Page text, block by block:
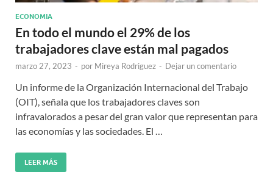
ECONOMIA
En todo el mundo el 29% de los
trabajadores clave están mal pagados
marzo 27, 2023 - por Mireya Rodriguez - Dejar un comentario
Un informe de la Organización Internacional del Trabajo
(OIT), señala que los trabajadores claves son
infravalorados a pesar del gran valor que representan para
las economías y las sociedades. El …
LEER MÁS